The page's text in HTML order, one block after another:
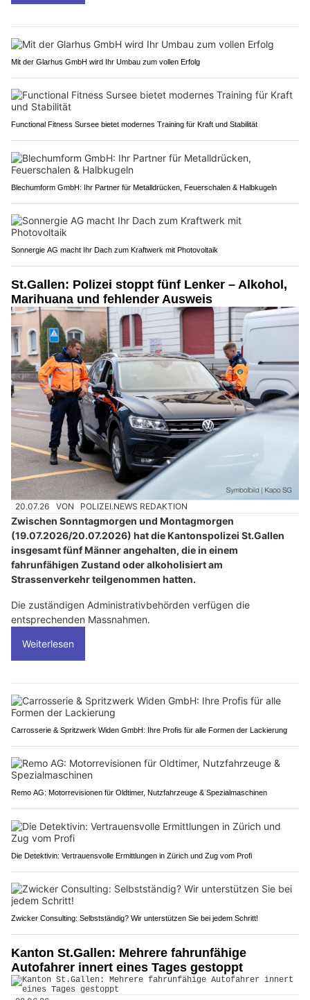
Mit der Glarhus GmbH wird Ihr Umbau zum vollen Erfolg
Functional Fitness Sursee bietet modernes Training für Kraft und Stabilität
Blechumform GmbH: Ihr Partner für Metalldrücken, Feuerschalen & Halbkugeln
Sonnergie AG macht Ihr Dach zum Kraftwerk mit Photovoltaik
St.Gallen: Polizei stoppt fünf Lenker – Alkohol,
Marihuana und fehlender Ausweis
20.07.26 VON POLIZEI.NEWS REDAKTION
Zwischen Sonntagmorgen und Montagmorgen
(19.07.2026/20.07.2026) hat die Kantonspolizei St.Gallen
insgesamt fünf Männer angehalten, die in einem
fahrunfähigen Zustand oder alkoholisiert am
Strassenverkehr teilgenommen hatten.
Die zuständigen Administrativbehörden verfügen die
entsprechenden Massnahmen.
Weiterlesen
Carrosserie & Spritzwerk Widen GmbH: Ihre Profis für alle Formen der Lackierung
Remo AG: Motorrevisionen für Oldtimer, Nutzfahrzeuge & Spezialmaschinen
Die Detektivin: Vertrauensvolle Ermittlungen in Zürich und Zug vom Profi
Zwicker Consulting: Selbstständig? Wir unterstützen Sie bei jedem Schritt!
Kanton St.Gallen: Mehrere fahrunfähige
Autofahrer innert eines Tages gestoppt